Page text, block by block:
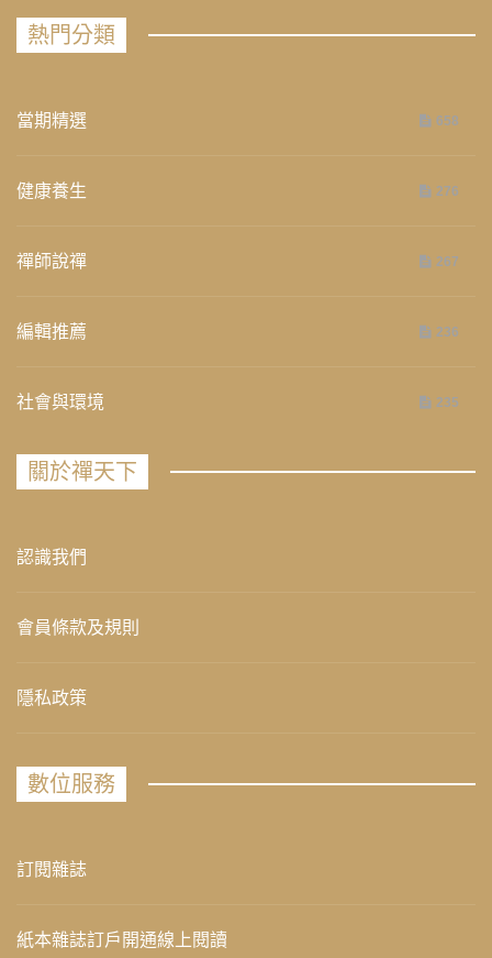
熱門分類
當期精選 658
健康養生 276
禪師說禪 267
編輯推薦 236
社會與環境 235
關於禪天下
認識我們
會員條款及規則
隱私政策
數位服務
訂閱雜誌
紙本雜誌訂戶開通線上閱讀